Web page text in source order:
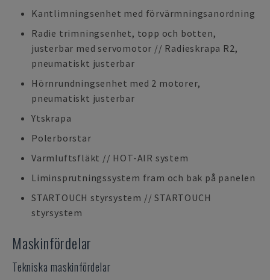
Kantlimningsenhet med förvärmningsanordning
Radie trimningsenhet, topp och botten,
justerbar med servomotor // Radieskrapa R2,
pneumatiskt justerbar
Hörnrundningsenhet med 2 motorer,
pneumatiskt justerbar
Ytskrapa
Polerborstar
Varmluftsfläkt // HOT-AIR system
Liminsprutningssystem fram och bak på panelen
STARTOUCH styrsystem // STARTOUCH
styrsystem
Maskinfördelar
Tekniska maskinfördelar